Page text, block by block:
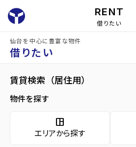
RENT
借りたい
仙台を中心に豊富な物件
借りたい
賃貸検索（居住用）
物件を探す
space_dashboard
エリアから探す
賃貸マンション 杜の丘レジデンス
建物概要
現在募集中の物件arrow_forward
arrow_forward
杜の丘レジデンス